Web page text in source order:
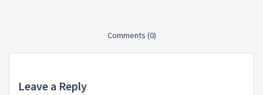
Comments (0)
Leave a Reply